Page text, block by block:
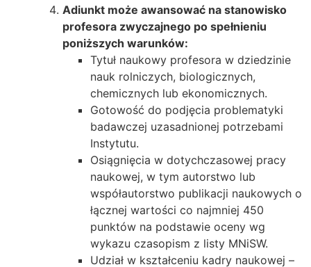
Adiunkt może awansować na stanowisko
profesora zwyczajnego po spełnieniu
poniższych warunków:
Tytuł naukowy profesora w dziedzinie
nauk rolniczych, biologicznych,
chemicznych lub ekonomicznych.
Gotowość do podjęcia problematyki
badawczej uzasadnionej potrzebami
Instytutu.
Osiągnięcia w dotychczasowej pracy
naukowej, w tym autorstwo lub
współautorstwo publikacji naukowych o
łącznej wartości co najmniej 450
punktów na podstawie oceny wg
wykazu czasopism z listy MNiSW.
Udział w kształceniu kadry naukowej –